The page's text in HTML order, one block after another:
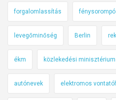
forgalomlassítás fénysorompó
levegőminőség Berlin
ékm közlekedési minisztérium
autónevek elektromos